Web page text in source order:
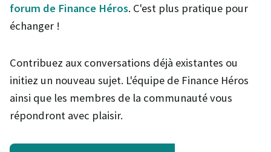
forum de Finance Héros. C'est plus pratique pour
échanger !
Contribuez aux conversations déjà existantes ou
initiez un nouveau sujet. L'équipe de Finance Héros
ainsi que les membres de la communauté vous
répondront avec plaisir.